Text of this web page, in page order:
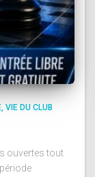
VIE DU CLUB
ouvertes tout